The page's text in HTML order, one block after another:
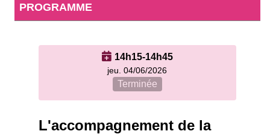
PROGRAMME
14h15-14h45
jeu. 04/06/2026
Terminée
L'accompagnement de la